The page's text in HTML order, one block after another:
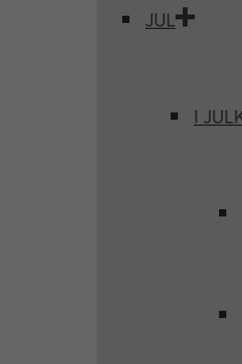
JUL
I